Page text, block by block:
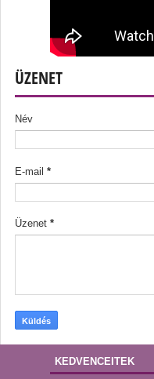
ÜZENET
Név
E-mail *
Üzenet *
KEDVENCEITEK